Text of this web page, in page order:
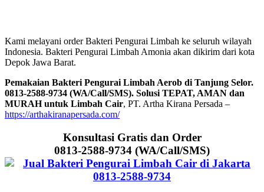
Kami melayani order Bakteri Pengurai Limbah ke seluruh wilayah
Indonesia. Bakteri Pengurai Limbah Amonia akan dikirim dari kota
Depok Jawa Barat.
Pemakaian Bakteri Pengurai Limbah Aerob di Tanjung Selor.
0813-2588-9734 (WA/Call/SMS). Solusi TEPAT, AMAN dan
MURAH untuk Limbah Cair, PT. Artha Kirana Persada –
https://arthakiranapersada.com/
Konsultasi Gratis dan Order
0813-2588-9734 (WA/Call/SMS)